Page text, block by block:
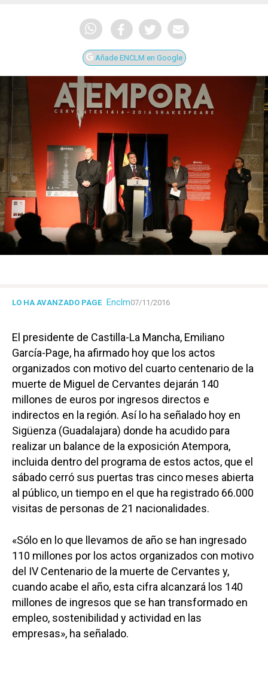
Añade ENCLM en Google
LO HA AVANZADO PAGE Enclm07/11/2016
El presidente de Castilla-La Mancha, Emiliano
García-Page, ha afirmado hoy que los actos
organizados con motivo del cuarto centenario de la
muerte de Miguel de Cervantes dejarán 140
millones de euros por ingresos directos e
indirectos en la región. Así lo ha señalado hoy en
Sigüenza (Guadalajara) donde ha acudido para
realizar un balance de la exposición Atempora,
incluida dentro del programa de estos actos, que el
sábado cerró sus puertas tras cinco meses abierta
al público, un tiempo en el que ha registrado 66.000
visitas de personas de 21 nacionalidades.
«Sólo en lo que llevamos de año se han ingresado
110 millones por los actos organizados con motivo
del IV Centenario de la muerte de Cervantes y,
cuando acabe el año, esta cifra alcanzará los 140
millones de ingresos que se han transformado en
empleo, sostenibilidad y actividad en las
empresas», ha señalado.